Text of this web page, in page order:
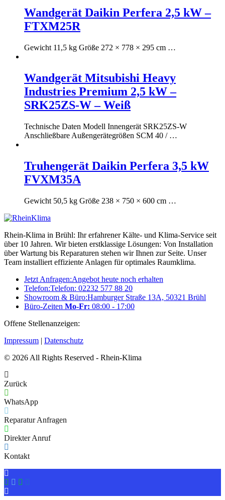
Wandgerät Daikin Perfera 2,5 kW –
FTXM25R
Gewicht 11,5 kg Größe 272 × 778 × 295 cm …
Wandgerät Mitsubishi Heavy
Industries Premium 2,5 kW –
SRK25ZS-W – Weiß
Technische Daten Modell Innengerät SRK25ZS-W
Anschließbare Außengerätegrößen SCM 40 / …
Truhengerät Daikin Perfera 3,5 kW
FVXM35A
Gewicht 50,5 kg Größe 238 × 750 × 600 cm …
Rhein-Klima in Brühl: Ihr erfahrener Kälte- und Klima-Service seit
über 10 Jahren. Wir bieten erstklassige Lösungen: Von Installation
über Wartung bis Reparaturen stehen wir Ihnen zur Seite. Unser
Team installiert effiziente Anlagen für optimales Raumklima.
Jetzt Anfragen:Angebot heute noch erhalten
Telefon:Telefon: 02232 577 88 20
Showroom & Büro:Hamburger Straße 13A, 50321 Brühl
Büro-Zeiten Mo-Fr: 08:00 - 17:00
Offene Stellenanzeigen:
Impressum | Datenschutz
© 2026 All Rights Reserved - Rhein-Klima
Zurück
WhatsApp
Reparatur Anfragen
Direkter Anruf
Kontakt